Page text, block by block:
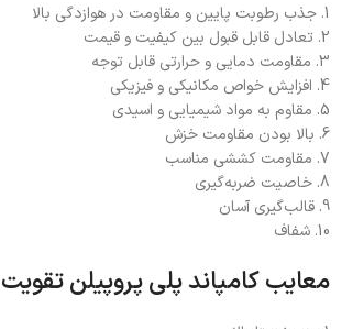
1. جذب رطوبت پایین و مقاومت در هوازدگی بالا
2. تعادل قابل قبول بین کیفیت و قیمت
3. مقاومت دمایی و حرارتی قابل توجه
4. افزایش خواص مکانیکی و فیزیکی
5. مقاوم به مواد شیمیایی و اسیدی
6. بالا بودن مقاومت خزش
7. مقاومت کششی مناسب
8. خاصیت ضربه‌گیری
9. قالب‌گیری آسان
10. شفاف
معایب کامپاند پلی پروپیلن